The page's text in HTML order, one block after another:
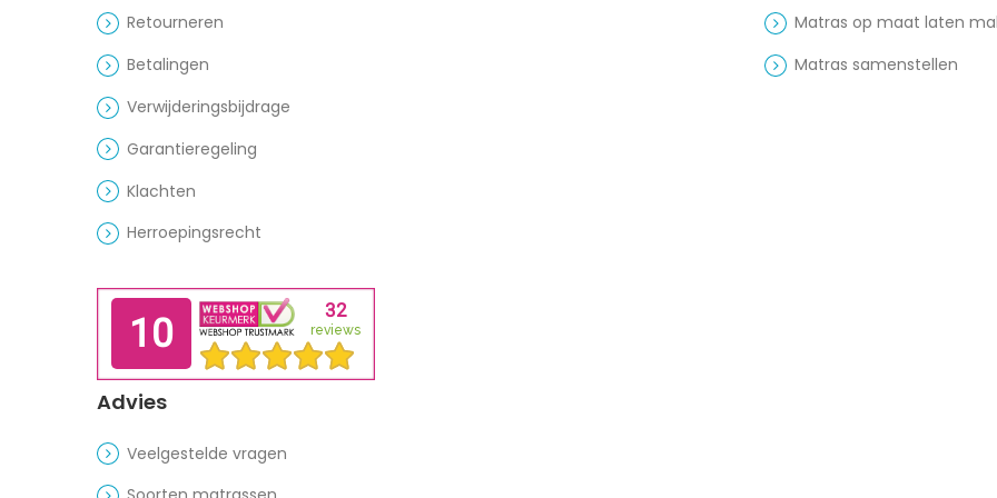
Retourneren
Betalingen
Verwijderingsbijdrage
Garantieregeling
Klachten
Herroepingsrecht
Matras op maat laten
Matras samenstellen
Advies
Veelgestelde vragen